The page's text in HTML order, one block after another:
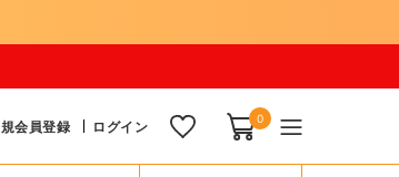
会員登録 ログイン 0